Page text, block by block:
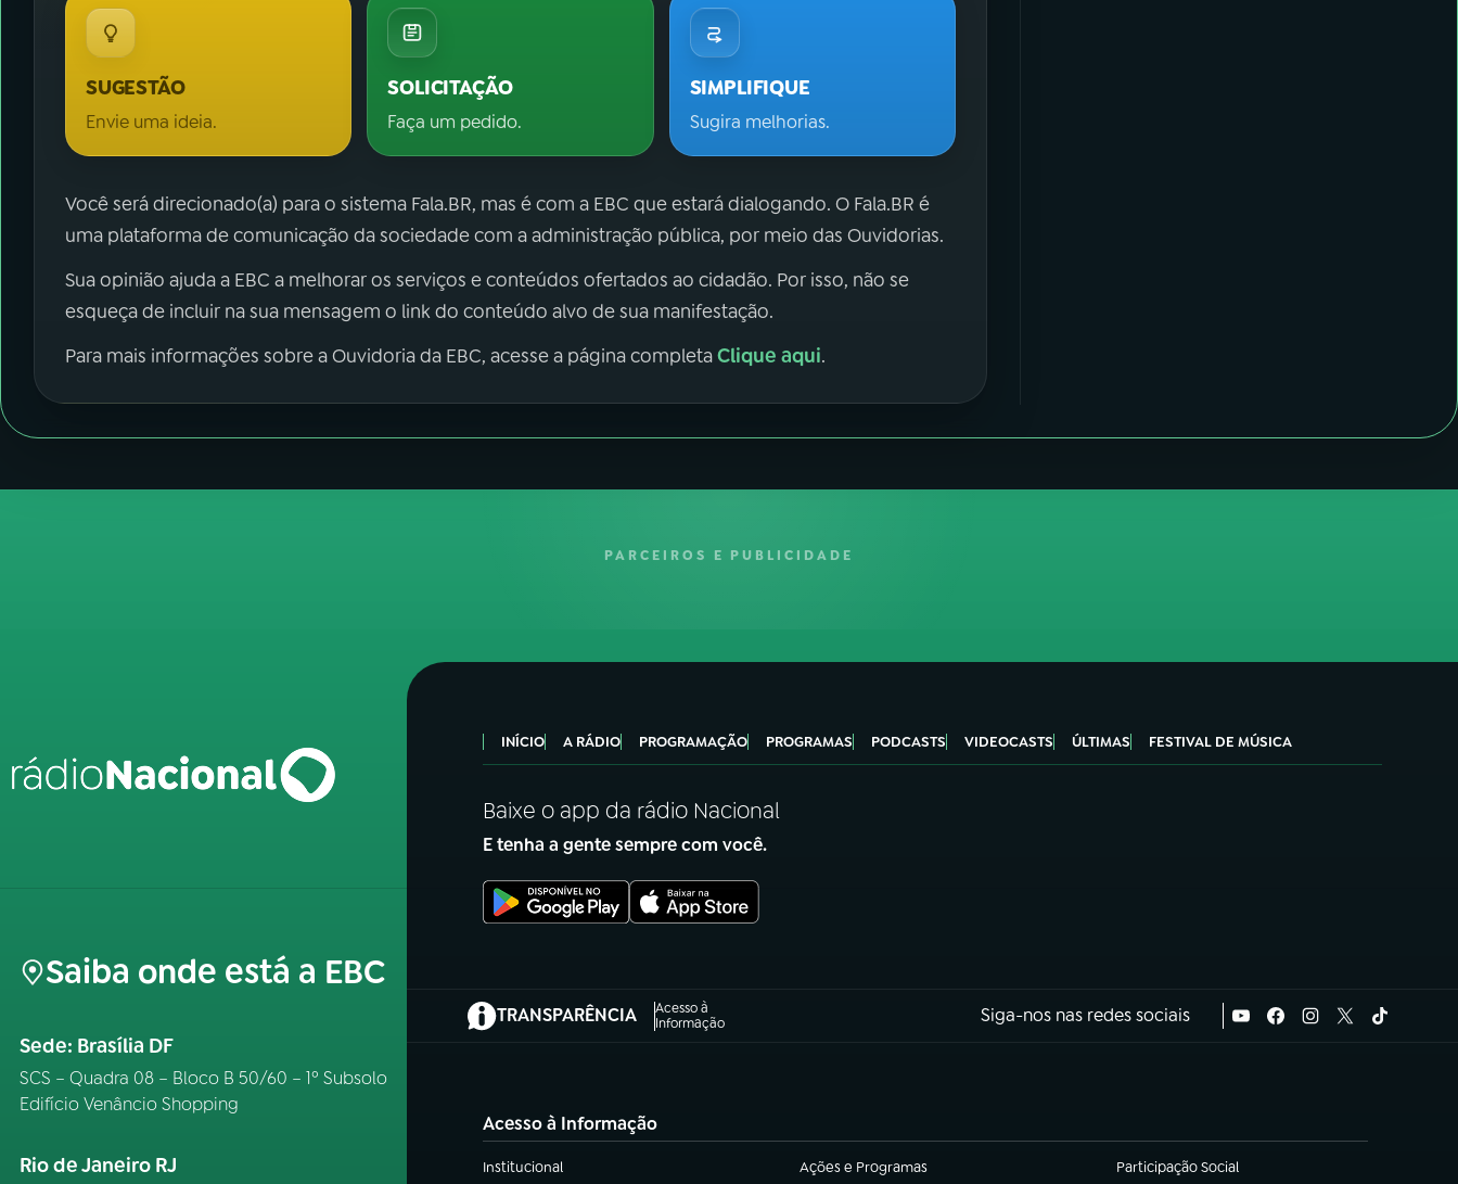
SUGESTÃO
Envie uma ideia.
SOLICITAÇÃO
Faça um pedido.
SIMPLIFIQUE
Sugira melhorias.
Você será direcionado(a) para o sistema Fala.BR, mas é com a EBC que estará dialogando. O Fala.BR é
uma plataforma de comunicação da sociedade com a administração pública, por meio das Ouvidorias.
Sua opinião ajuda a EBC a melhorar os serviços e conteúdos ofertados ao cidadão. Por isso, não se
esqueça de incluir na sua mensagem o link do conteúdo alvo de sua manifestação.
Para mais informações sobre a Ouvidoria da EBC, acesse a página completaClique aqui.
PARCEIROS E PUBLICIDADE
Saiba onde está a EBC
Sede: Brasília DF
SCS – Quadra 08 – Bloco B 50/60 – 1º Subsolo
Edifício Venâncio Shopping
Rio de Janeiro RJ
INÍCIO A RÁDIO PROGRAMAÇÃO PROGRAMAS PODCASTS VIDEOCASTS ÚLTIMAS FESTIVAL DE MÚSICA
Baixe o app da rádio Nacional
E tenha a gente sempre com você.
TRANSPARÊNCIA
Acesso à
Informação
(abre em nova aba) Siga-nos nas redes sociais
Acesso à Informação
Institucional
(abre em nova aba) Ações e Programas
(abre em nova aba) Participação Social
(abre em nova aba)